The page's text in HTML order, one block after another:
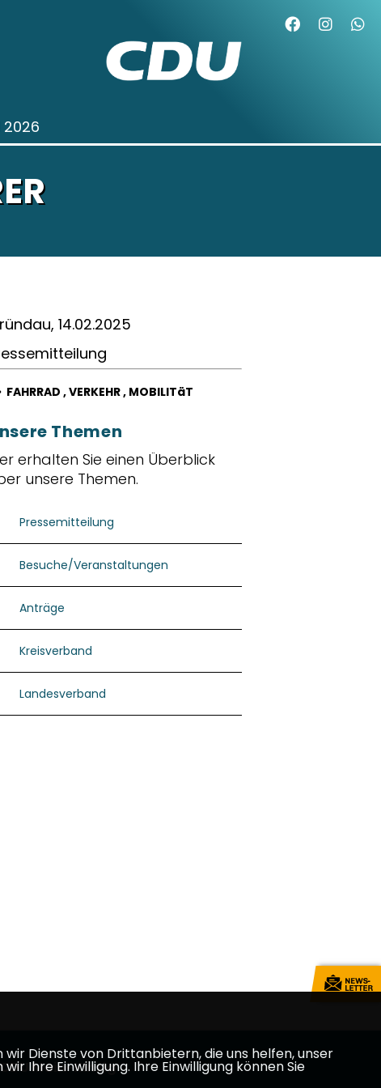
14.02.2025
FAHRRAD ,VERKEHR, MOBILITäT
Themen
erhalten Sie einen Überblick
unsere Themen.
Pressemitteilung
Besuche/Veranstaltungen
Anträge
Kreisverband
Landesverband
CDU Main-Kinzig
Dienste von Drittanbietern, die uns helfen, unser
Ihre Einwilligung. Ihre Einwilligung können Sie